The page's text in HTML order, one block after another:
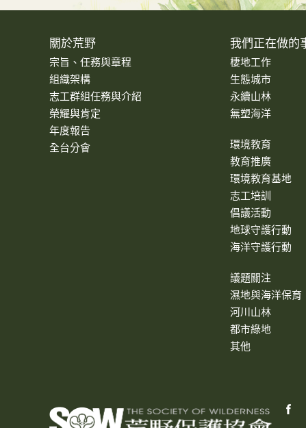
關於荒野
宗旨、任務與章程
組織架構
志工群組任務與介紹
榮耀與肯定
年度報告
全台分會
我們正在做的
棲地工作
生態城市
永續山林
無塑海洋
環境教育
教育推廣
環境教育基地
志工培訓
倡議活動
地球守護行動
海洋守護行動
議題關注
濕地與海洋保育
河川山林
都市綠地
其他